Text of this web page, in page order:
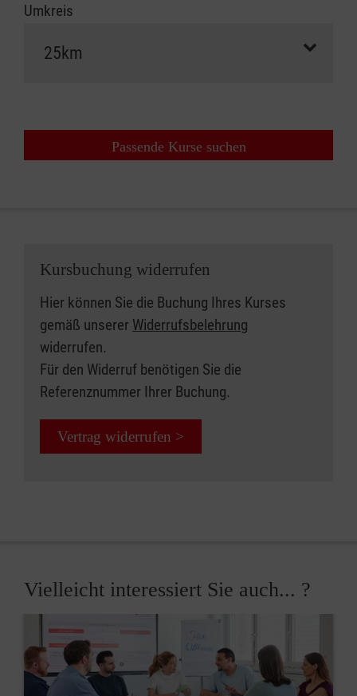
Umkreis
Passende Kurse suchen
Kursbuchung widerrufen
Hier können Sie die Buchung Ihres Kurses
gemäß unserer Widerrufsbelehrung
widerrufen.
Für den Widerruf benötigen Sie die
Referenznummer Ihrer Buchung.
Vertrag widerrufen >
Vielleicht interessiert Sie auch... ?